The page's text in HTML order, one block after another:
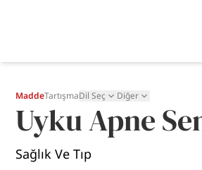
MaddeTartışmaDil Seç Diğer
Uyku Apne
Sağlık Ve Tıp